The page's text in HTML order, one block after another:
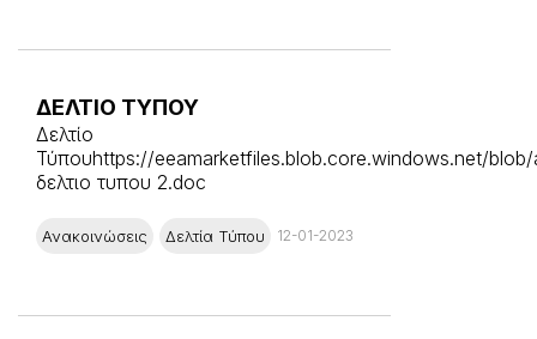
ΔΕΛΤΙΟ ΤΥΠΟΥ
Δελτίο
Τύπουhttps://eeamarketfiles.blob.core.windows.net/
δελτιο τυπου 2.doc
Ανακοινώσεις Δελτία Τύπου 12-01-2023